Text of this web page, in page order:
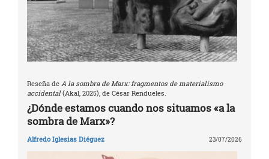
Reseña de A la sombra de Marx: fragmentos de materialismo
accidental(Akal, 2025), de César Rendueles.
¿Dónde estamos cuando nos situamos «a la
sombra de Marx»?
Alfredo Iglesias Diéguez 23/07/2026